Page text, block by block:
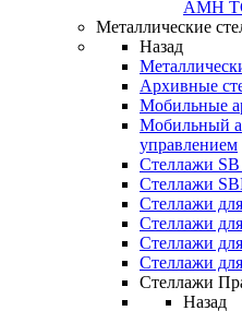
AMH
Металлические
Назад
Архивные
Мобильные
Мобильный
управлением
Стеллажи SB
Стеллажи
Стеллажи
Стеллажи
Стеллажи
Стеллажи
Стеллажи
Назад